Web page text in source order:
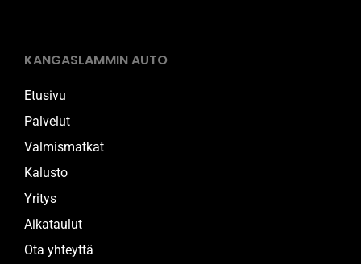
KANGASLAMMIN AUTO
Etusivu
Palvelut
Valmismatkat
Kalusto
Yritys
Aikataulut
Ota yhteyttä